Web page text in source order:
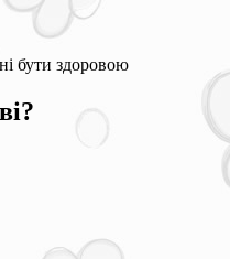
бути здоровою